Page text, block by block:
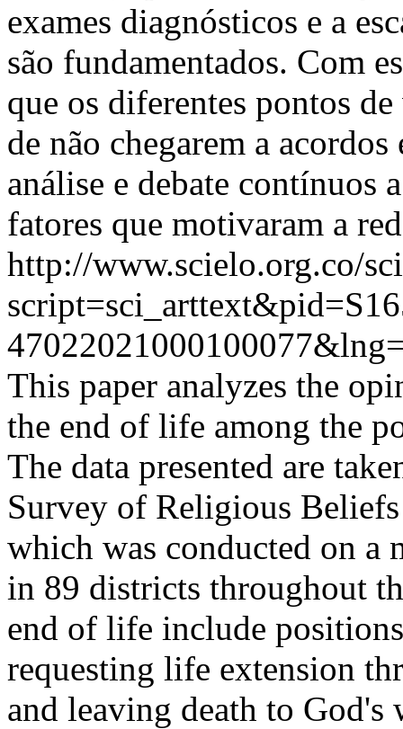
exames diagnósticos e a
são fundamentados. Com
que os diferentes pontos
de não chegarem a
análise e debate contínuos
fatores que motivaram a
http://www.scielo.org.co/
This paper analyzes the
the end of life among the
The data presented are
Survey of Religious
which was conducted on a
in 89 districts throughout
end of life include
requesting life extension
and leaving death to